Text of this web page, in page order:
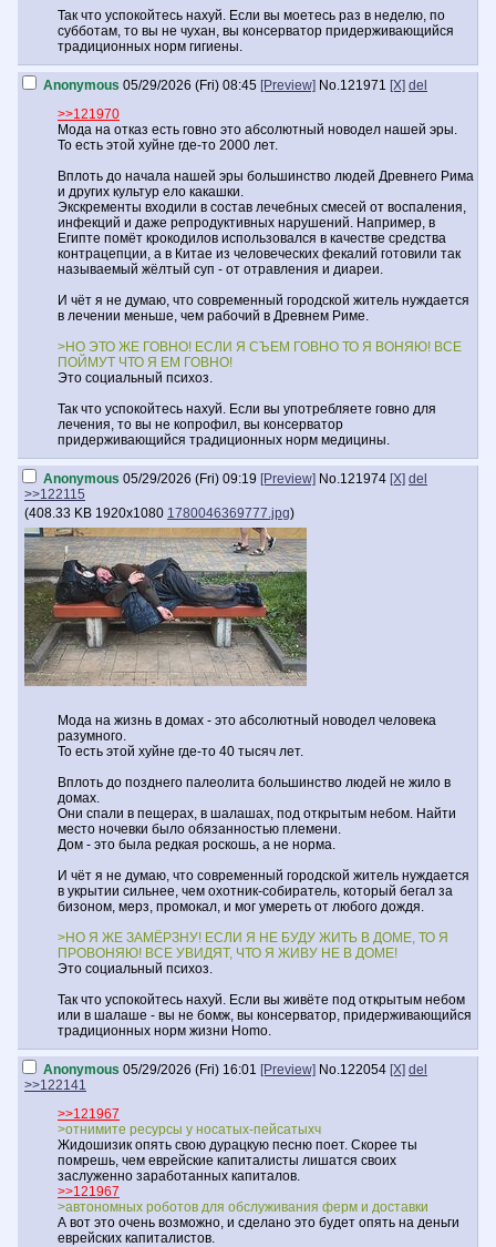
Так что успокойтесь нахуй. Если вы моетесь раз в неделю, по
субботам, то вы не чухан, вы консерватор придерживающийся
традиционных норм гигиены.
Anonymous 05/29/2026 (Fri) 08:45 [Preview] No.121971 [X] del
>>121970
Мода на отказ есть говно это абсолютный новодел нашей эры.
То есть этой хуйне где-то 2000 лет.
Вплоть до начала нашей эры большинство людей Древнего Рима
и других культур ело какашки.
Экскременты входили в состав лечебных смесей от воспаления,
инфекций и даже репродуктивных нарушений. Например, в
Египте помёт крокодилов использовался в качестве средства
контрацепции, а в Китае из человеческих фекалий готовили так
называемый жёлтый суп - от отравления и диареи.
И чёт я не думаю, что современный городской житель нуждается
в лечении меньше, чем рабочий в Древнем Риме.
>НО ЭТО ЖЕ ГОВНО! ЕСЛИ Я СЪЕМ ГОВНО ТО Я ВОНЯЮ! ВСЕ
ПОЙМУТ ЧТО Я ЕМ ГОВНО!
Это социальный психоз.
Так что успокойтесь нахуй. Если вы употребляете говно для
лечения, то вы не копрофил, вы консерватор
придерживающийся традиционных норм медицины.
Anonymous 05/29/2026 (Fri) 09:19 [Preview] No.121974 [X] del
>>122115
(408.33 KB 1920x1080 1780046369777.jpg)
Мода на жизнь в домах - это абсолютный новодел человека
разумного.
То есть этой хуйне где-то 40 тысяч лет.
Вплоть до позднего палеолита большинство людей не жило в
домах.
Они спали в пещерах, в шалашах, под открытым небом. Найти
место ночевки было обязанностью племени.
Дом - это была редкая роскошь, а не норма.
И чёт я не думаю, что современный городской житель нуждается
в укрытии сильнее, чем охотник-собиратель, который бегал за
бизоном, мерз, промокал, и мог умереть от любого дождя.
>НО Я ЖЕ ЗАМЁРЗНУ! ЕСЛИ Я НЕ БУДУ ЖИТЬ В ДОМЕ, ТО Я
ПРОВОНЯЮ! ВСЕ УВИДЯТ, ЧТО Я ЖИВУ НЕ В ДОМЕ!
Это социальный психоз.
Так что успокойтесь нахуй. Если вы живёте под открытым небом
или в шалаше - вы не бомж, вы консерватор, придерживающийся
традиционных норм жизни Homo.
Anonymous 05/29/2026 (Fri) 16:01 [Preview] No.122054 [X] del
>>122141
>>121967
>отнимите ресурсы у носатых-пейсатыхч
Жидошизик опять свою дурацкую песню поет. Скорее ты
помрешь, чем еврейские капиталисты лишатся своих
заслуженно заработанных капиталов.
>>121967
>автономных роботов для обслуживания ферм и доставки
А вот это очень возможно, и сделано это будет опять на деньги
еврейских капиталистов.